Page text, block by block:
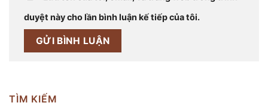
duyệt này cho lần bình luận kế tiếp của tôi.
TÌM KIẾM